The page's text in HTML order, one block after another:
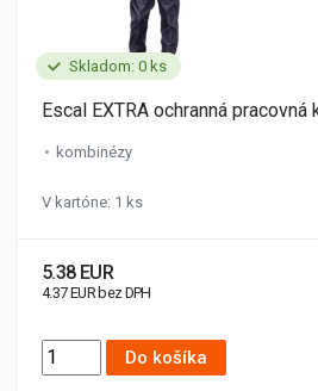
Skladom: 0 ks
Escal EXTRA ochranná pracovná
kombinézy
V kartóne: 1 ks
5.38 EUR
4.37 EUR bez DPH
Do košíka